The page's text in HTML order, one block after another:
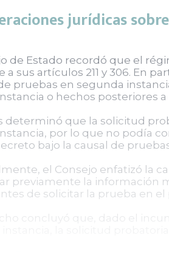
jurídicas
de Estado recordó que el
a sus artículos 211 y 306. En
pruebas en segunda
o hechos posteriores a
determinó que la solicitud
por lo que no podía
bajo la causal de
el Consejo enfatizó la
previamente la información
de solicitar la prueba en